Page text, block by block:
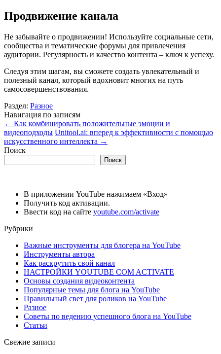
Продвижение канала
Не забывайте о продвижении! Используйте социальные сети,
сообщества и тематические форумы для привлечения
аудитории. Регулярность и качество контента – ключ к успеху.
Следуя этим шагам, вы сможете создать увлекательный и
полезный канал, который вдохновит многих на путь
самосовершенствования.
Раздел: Разное
Навигация по записям
← Как комбинировать положительные эмоции и
видеоподходы Unitool.ai: вперед к эффективности с помощью
искусственного интеллекта →
Поиск
Поиск
В приложении YouTube нажимаем «Вход»
Получить код активации.
Ввести код на сайте youtube.com/activate
Рубрики
Важные инструменты для блогера на YouTube
Инструменты автора
Как раскрутить свой канал
НАСТРОЙКИ YOUTUBE COM ACTIVATE
Основы создания видеоконтента
Популярные темы для блога на YouTube
Правильный свет для роликов на YouTube
Разное
Советы по ведению успешного блога на YouTube
Статьи
Свежие записи